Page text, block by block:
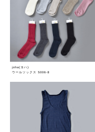
joha(ヨハ)
ウールソックス 5006-8